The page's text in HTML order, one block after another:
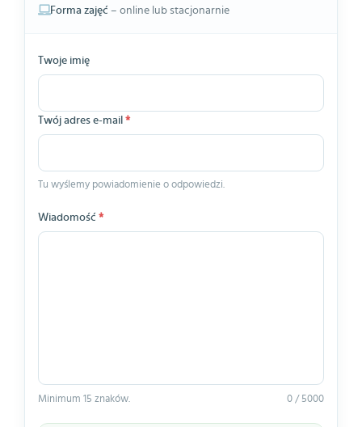
Forma zajęć – online lub stacjonarnie
Twoje imię
Twój adres e-mail *
Tu wyślemy powiadomienie o odpowiedzi.
Wiadomość *
Minimum 15 znaków. 0 / 5000